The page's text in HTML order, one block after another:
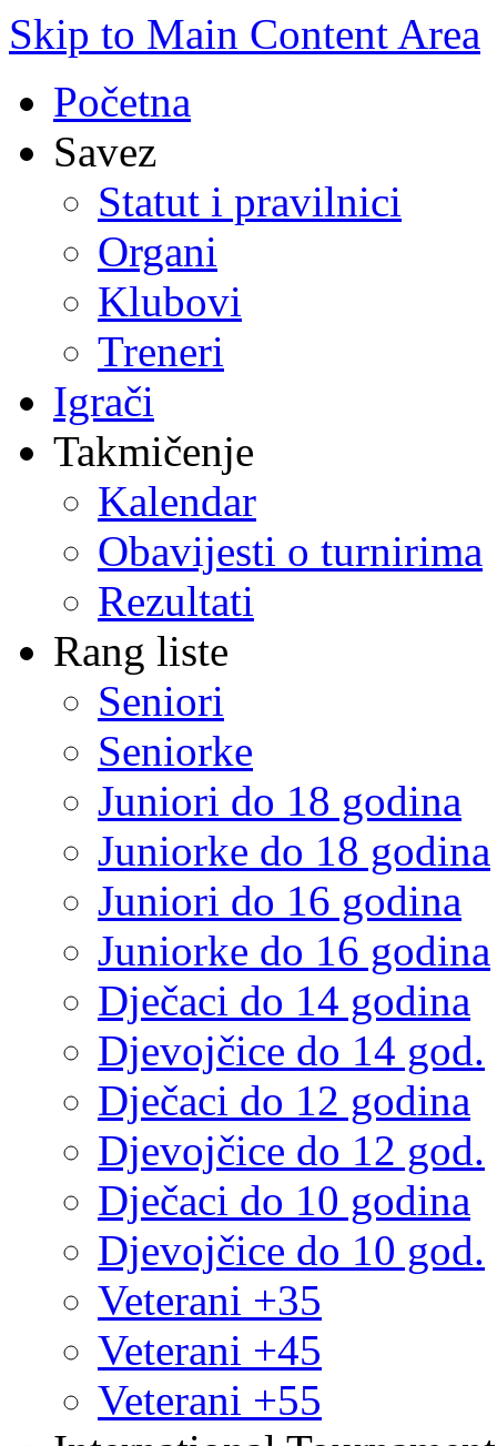
Skip to Main Content Area
Početna
Savez
Statut i pravilnici
Organi
Klubovi
Treneri
Igrači
Takmičenje
Kalendar
Obavijesti o turnirima
Rezultati
Rang liste
Seniori
Seniorke
Juniori do 18 godina
Juniorke do 18 godina
Juniori do 16 godina
Juniorke do 16 godina
Dječaci do 14 godina
Djevojčice do 14 god.
Dječaci do 12 godina
Djevojčice do 12 god.
Dječaci do 10 godina
Djevojčice do 10 god.
Veterani +35
Veterani +45
Veterani +55